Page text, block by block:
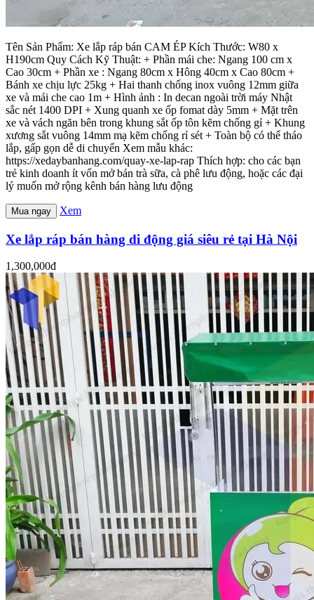
Tên Sản Phẩm: Xe lắp ráp bán CAM ÉP Kích Thước: W80 x
H190cm Quy Cách Kỹ Thuật: + Phần mái che: Ngang 100 cm x
Cao 30cm + Phần xe : Ngang 80cm x Hông 40cm x Cao 80cm +
Bánh xe chịu lực 25kg + Hai thanh chống inox vuông 12mm giữa
xe và mái che cao 1m + Hình ảnh : In decan ngoài trời máy Nhật
sắc nét 1400 DPI + Xung quanh xe ốp fomat dày 5mm + Mặt trên
xe và vách ngăn bên trong khung sắt ốp tôn kẽm chống gỉ + Khung
xương sắt vuông 14mm mạ kẽm chống rỉ sét + Toàn bộ có thể tháo
lắp, gấp gọn dễ di chuyển Xem mẫu khác:
https://xedaybanhang.com/quay-xe-lap-rap Thích hợp: cho các bạn
trẻ kinh doanh ít vốn mở bán trà sữa, cà phê lưu động, hoặc các đại
lý muốn mở rộng kênh bán hàng lưu động
Mua ngay Xem
Xe lắp ráp bán hàng di động giá siêu rẻ tại Hà Nội
1,300,000đ